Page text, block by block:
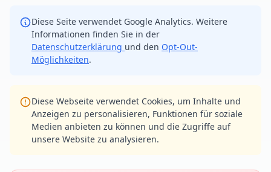
Diese Seite verwendet Google Analytics. Weitere
Informationen finden Sie in der
Datenschutzerklärung und den Opt-Out-
Möglichkeiten.
Diese Webseite verwendet Cookies, um Inhalte und
Anzeigen zu personalisieren, Funktionen für soziale
Medien anbieten zu können und die Zugriffe auf
unsere Website zu analysieren.